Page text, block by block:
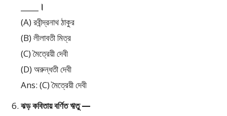
_____।
(A) রবীন্দ্রনাথ ঠাকুর
(B) লীলাবতী মিত্র
(C) মৈত্রেয়ী দেবী
(D) অরুন্ধতী দেবী
Ans: (C) মৈত্রেয়ী দেবী
ঝড় কবিতায় বর্ণিত ঋতু —